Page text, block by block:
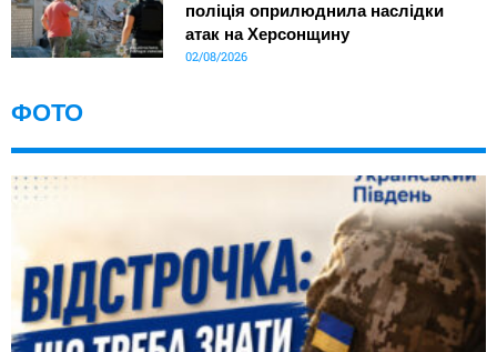
поліція оприлюднила наслідки
атак на Херсонщину
02/08/2026
ФОТО